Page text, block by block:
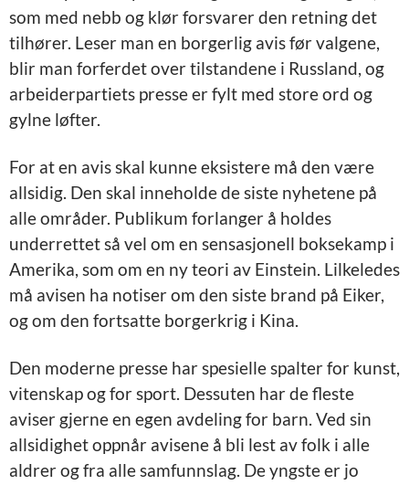
som med nebb og klør forsvarer den retning det
tilhører. Leser man en borgerlig avis før valgene,
blir man forferdet over tilstandene i Russland, og
arbeiderpartiets presse er fylt med store ord og
gylne løfter.
For at en avis skal kunne eksistere må den være
allsidig. Den skal inneholde de siste nyhetene på
alle områder. Publikum forlanger å holdes
underrettet så vel om en sensasjonell boksekamp i
Amerika, som om en ny teori av Einstein. Lilkeledes
må avisen ha notiser om den siste brand på Eiker,
og om den fortsatte borgerkrig i Kina.
Den moderne presse har spesielle spalter for kunst,
vitenskap og for sport. Dessuten har de fleste
aviser gjerne en egen avdeling for barn. Ved sin
allsidighet oppnår avisene å bli lest av folk i alle
aldrer og fra alle samfunnslag. De yngste er jo